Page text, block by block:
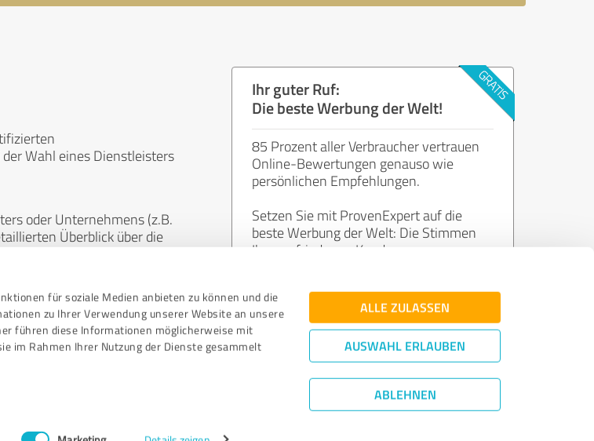
für soziale Medien anbieten zu können und die
zu Ihrer Verwendung unserer Website an unsere
führen diese Informationen möglicherweise mit
im Rahmen Ihrer Nutzung der Dienste gesammelt
ALLE ZULASSEN
AUSWAHL ERLAUBEN
ABLEHNEN
Wahl eines Dienstleisters
oder Unternehmens (z.B.
Überblick über die
Bewertungen von
weder finanziell noch
Ihr guter Ruf:
Die beste Werbung der Welt!
85 Prozent aller Verbraucher vertrauen
Online-Bewertungen genauso wie
persönlichen Empfehlungen.
Setzen Sie mit ProvenExpert auf die
beste Werbung der Welt: Die Stimmen
Ihrer zufriedenen Kunden.
Jetzt kostenlos starten
Bewertungs­richtlinien|Qualitätssicherung|Datenschutz|Impressum